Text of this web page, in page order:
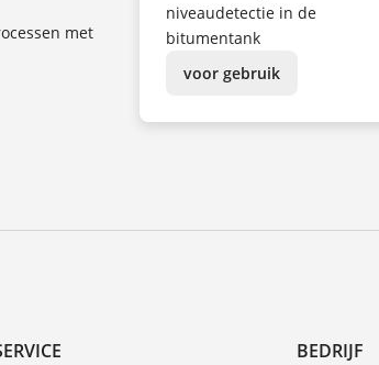
met
niveaudetectie in de
bitumentank
voor gebruik
BEDRIJF